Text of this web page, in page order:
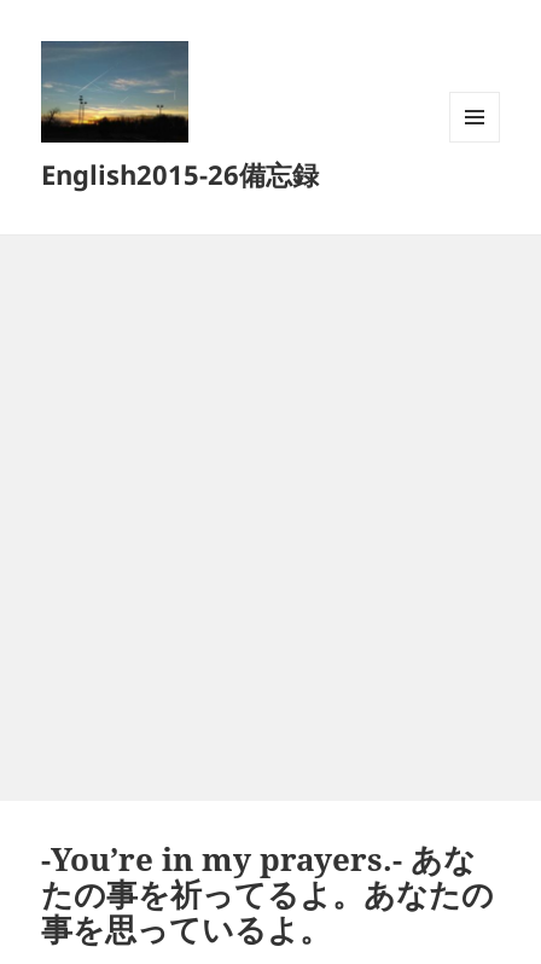
English2015-26備忘録
-You’re in my prayers.- あな
たの事を祈ってるよ。あなたの
事を思っているよ。